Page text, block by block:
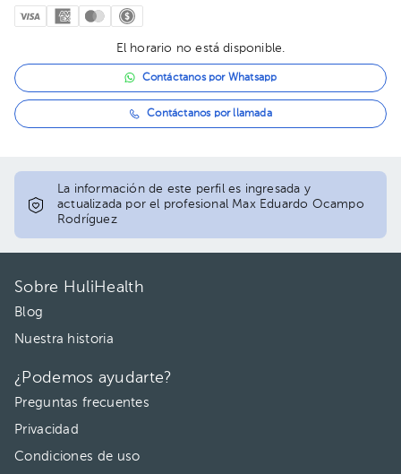
El horario no está disponible.
Contáctanos por Whatsapp
Contáctanos por llamada
La información de este perfil es ingresada y
actualizada por el profesional Max Eduardo Ocampo
Rodríguez
Sobre HuliHealth
Blog
Nuestra historia
¿Podemos ayudarte?
Preguntas frecuentes
Privacidad
Condiciones de uso